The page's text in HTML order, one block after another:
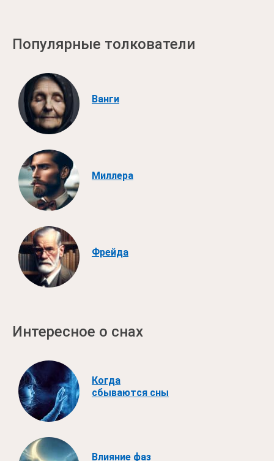
Популярные толкователи
Ванги
Миллера
Фрейда
Интересное о снах
Когда
сбываются сны
Влияние фаз